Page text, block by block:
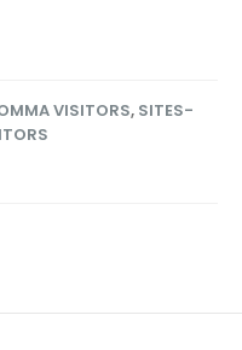
VISITORS, SITES-